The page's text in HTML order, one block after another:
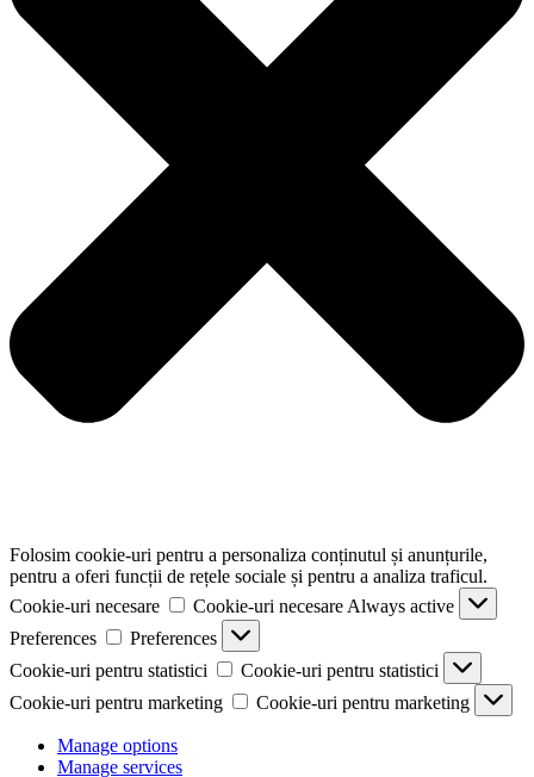
Folosim cookie-uri pentru a personaliza conținutul și anunțurile,
pentru a oferi funcții de rețele sociale și pentru a analiza traficul.
Cookie-uri necesare
Cookie-uri necesare Always active
Preferences
Preferences
Cookie-uri pentru statistici
Cookie-uri pentru statistici
Cookie-uri pentru marketing
Cookie-uri pentru marketing
Manage options
Manage services